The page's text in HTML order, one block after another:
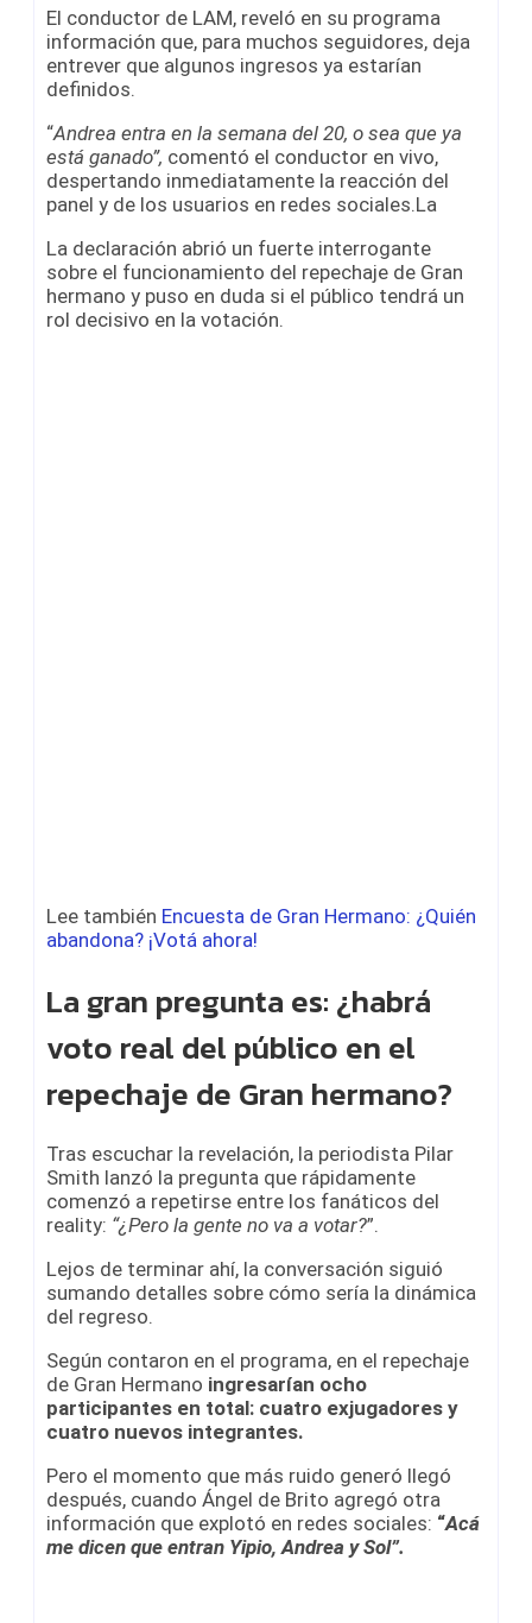
El conductor de LAM, reveló en su programa
información que, para muchos seguidores, deja
entrever que algunos ingresos ya estarían
definidos.
“Andrea entra en la semana del 20, o sea que ya
está ganado”, comentó el conductor en vivo,
despertando inmediatamente la reacción del
panel y de los usuarios en redes sociales.La
La declaración abrió un fuerte interrogante
sobre el funcionamiento del repechaje de Gran
hermano y puso en duda si el público tendrá un
rol decisivo en la votación.
Lee también Encuesta de Gran Hermano: ¿Quién
abandona? ¡Votá ahora!
La gran pregunta es: ¿habrá
voto real del público en el
repechaje de Gran hermano?
Tras escuchar la revelación, la periodista Pilar
Smith lanzó la pregunta que rápidamente
comenzó a repetirse entre los fanáticos del
reality: “¿Pero la gente no va a votar?”.
Lejos de terminar ahí, la conversación siguió
sumando detalles sobre cómo sería la dinámica
del regreso.
Según contaron en el programa, en el repechaje
de Gran Hermano ingresarían ocho
participantes en total: cuatro exjugadores y
cuatro nuevos integrantes.
Pero el momento que más ruido generó llegó
después, cuando Ángel de Brito agregó otra
información que explotó en redes sociales: “Acá
me dicen que entran Yipio, Andrea y Sol”.